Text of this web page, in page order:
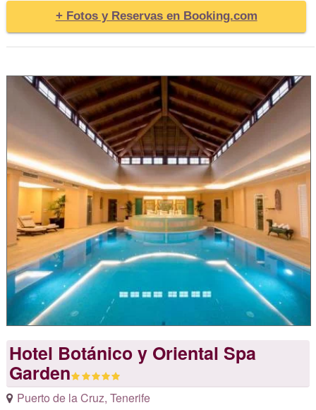
+ Fotos y Reservas en Booking.com
Hotel Botánico y Oriental Spa
Garden
Puerto de la Cruz, Tenerife